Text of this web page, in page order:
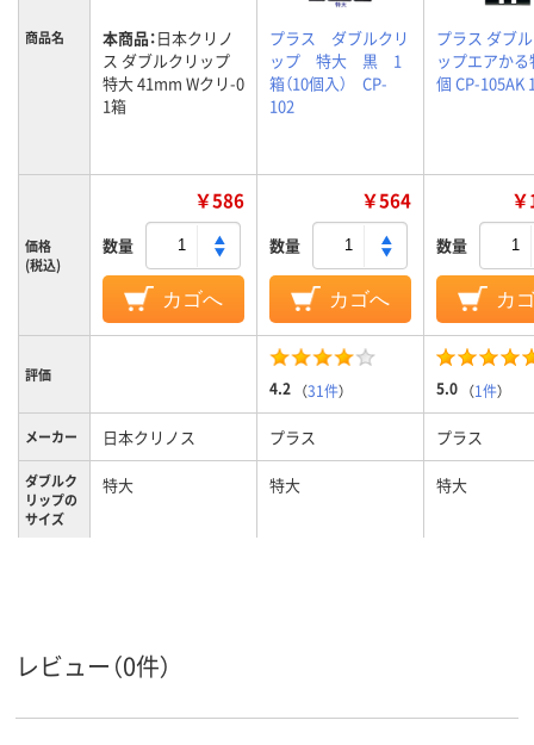
商品名 本商品：日本クリノ
ス ダブルクリップ
特大 41mm Wクリ-0
1箱
プラス ダブルクリ
ップ 特大 黒 1
箱（10個入） CP-
102
プラス ダブ
ップエアか
個 CP-105AK
価格
(税込)
￥586
数量
カゴへ
￥564
数量
カゴへ
数量
カ
評価
4.2 （31件） 5.0 （1件）
メーカー 日本クリノス プラス プラス
ダブルク
リップの
サイズ
特大 特大 特大
とじ枚数 160枚
材質 スチール スチール
レビュー（0件）